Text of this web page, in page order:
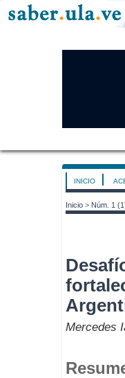
INICIO
Inicio > Núm. 1
Mercedes